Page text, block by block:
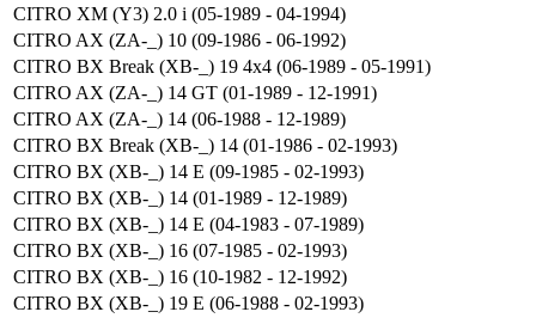
CITRO XM (Y3) 2.0 i (05-1989 - 04-1994)
CITRO AX (ZA-_) 10 (09-1986 - 06-1992)
CITRO BX Break (XB-_) 19 4x4 (06-1989 - 05-1991)
CITRO AX (ZA-_) 14 GT (01-1989 - 12-1991)
CITRO AX (ZA-_) 14 (06-1988 - 12-1989)
CITRO BX Break (XB-_) 14 (01-1986 - 02-1993)
CITRO BX (XB-_) 14 E (09-1985 - 02-1993)
CITRO BX (XB-_) 14 (01-1989 - 12-1989)
CITRO BX (XB-_) 14 E (04-1983 - 07-1989)
CITRO BX (XB-_) 16 (07-1985 - 02-1993)
CITRO BX (XB-_) 16 (10-1982 - 12-1992)
CITRO BX (XB-_) 19 E (06-1988 - 02-1993)